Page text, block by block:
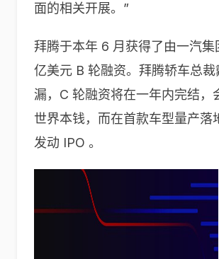
面的相关开展。”
拜腾于本年 6 月获得了由一汽集
亿美元 B 轮融资。拜腾轿车总
漏，C 轮融资将在一年内完结，
世界本钱，而在首款车型量产落
发动 IPO 。